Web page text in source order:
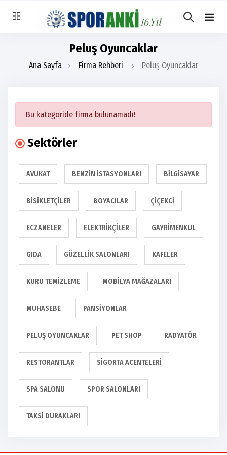
Peluş Oyuncaklar
Ana Sayfa Firma Rehberi Peluş Oyuncaklar
Bu kategoride firma bulunamadı!
Sektörler
AVUKAT BENZIN İSTASYONLARI BILGISAYAR
BISIKLETÇILER BOYACILAR ÇIÇEKCI
ECZANELER ELEKTRIKÇILER GAYRIMENKUL
GIDA GÜZELLIK SALONLARI KAFELER
KURU TEMIZLEME MOBILYA MAĞAZALARI
MUHASEBE PANSIYONLAR
PELUŞ OYUNCAKLAR PET SHOP RADYATÖR
RESTORANTLAR SIGORTA ACENTELERI
SPA SALONU SPOR SALONLARI
TAKSI DURAKLARI